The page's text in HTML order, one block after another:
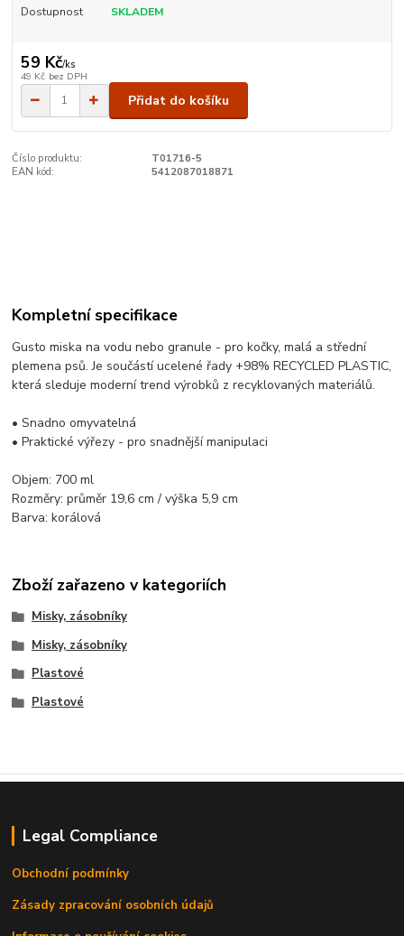
Dostupnost SKLADEM
59 Kč/ks
49 Kč bez DPH
Přidat do košíku
Číslo produktu:
T01716-5
EAN kód:
5412087018871
Kompletní specifikace
Gusto miska na vodu nebo granule - pro kočky, malá a střední
plemena psů. Je součástí ucelené řady +98% RECYCLED PLASTIC,
která sleduje moderní trend výrobků z recyklovaných materiálů.
• Snadno omyvatelná
• Praktické výřezy - pro snadnější manipulaci
Objem: 700 ml
Rozměry: průměr 19,6 cm / výška 5,9 cm
Barva: korálová
Zboží zařazeno v kategoriích
Misky, zásobníky
Misky, zásobníky
Plastové
Plastové
Legal Compliance
Obchodní podmínky
Zásady zpracování osobních údajů